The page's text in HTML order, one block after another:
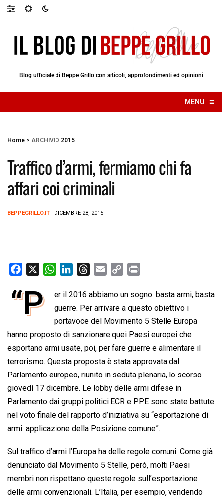
Blog ufficiale di Beppe Grillo con articoli, approfondimenti ed opinioni
MENU ≡
☰
Home > ARCHIVIO 2015
Traffico d’armi, fermiamo chi fa
affari coi criminali
BEPPEGRILLO.IT - DICEMBRE 28, 2015
c
o
o
k
W
a
t
s
A
p
p
n
k
e
d
I
n
r
e
a
d
s
a
i
l
p
y
L
i
n
k
i
n
t
“P
er il 2016 abbiamo un sogno: basta armi, basta
guerre. Per arrivare a questo obiettivo i
portavoce del Movimento 5 Stelle Europa
hanno proposto di sanzionare quei Paesi europei che
esportano armi usate, poi, per fare guerre e alimentare il
terrorismo. Questa proposta è stata approvata dal
Parlamento europeo, riunito in seduta plenaria, lo scorso
giovedì 17 dicembre. Le lobby delle armi difese in
Parlamento dai gruppi politici ECR e PPE sono state battute
nel voto finale del rapporto d’iniziativa su “esportazione di
armi: applicazione della Posizione comune”.
Sul traffico d’armi l’Europa ha delle regole comuni. Come già
denunciato dal Movimento 5 Stelle, però, molti Paesi
membri non rispettano queste regole sull’esportazione
delle armi convenzionali. L’Italia, per esempio, vendendo